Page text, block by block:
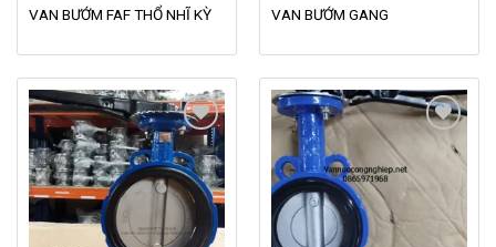
VAN BƯỚM FAF THỔ NHĨ KỲ VAN BƯỚM GANG
Add to
wishlist
Add to
wishlist